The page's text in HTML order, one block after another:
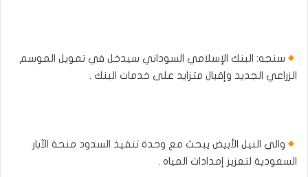
سنجه: البنك الإسلامي السوداني سيدخل في تمويل الموسم
الزراعي الجديد وإقبال متزايد على خدمات البنك .
والي النيل الأبيض يبحث مع وحدة تنفيذ السدود منحة الآبار
السعودية لتعزيز إمدادات المياه .